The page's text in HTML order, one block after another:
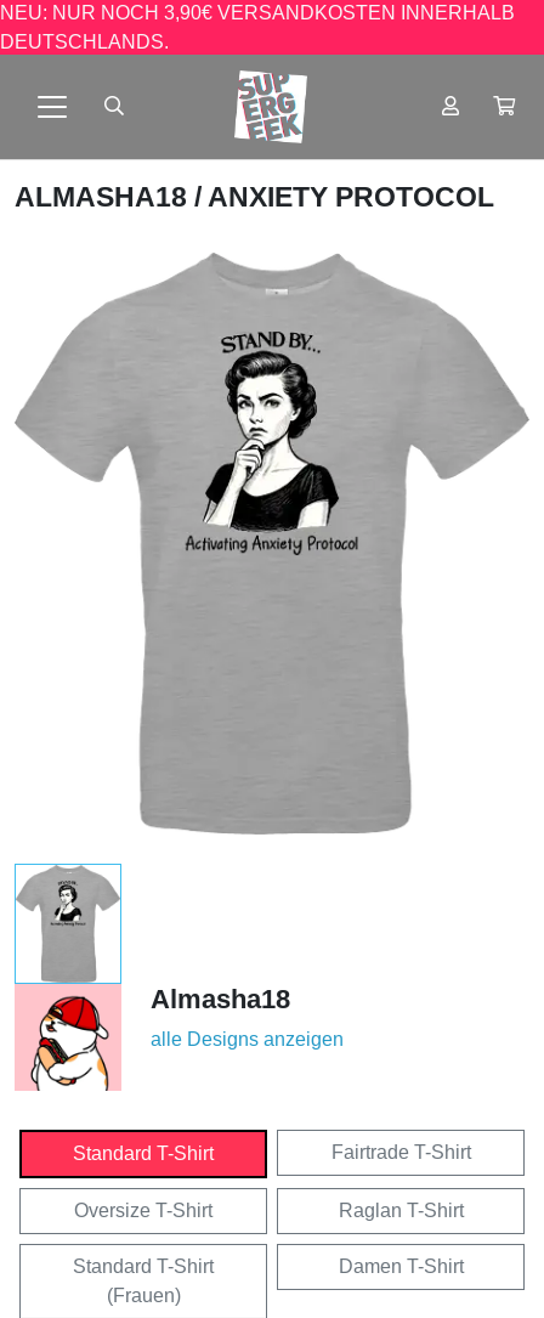
NEU: NUR NOCH 3,90€ VERSANDKOSTEN INNERHALB
DEUTSCHLANDS.
ALMASHA18 / ANXIETY PROTOCOL
Almasha18
alle Designs anzeigen
Standard T-Shirt Fairtrade T-Shirt
Oversize T-Shirt Raglan T-Shirt
Standard T-Shirt
(Frauen)
Damen T-Shirt